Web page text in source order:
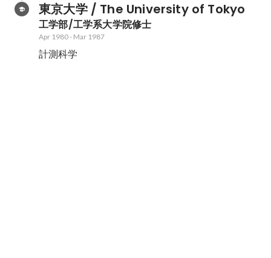
東京大学 / The University of Tokyo
工学部/工学系大学院修士
Apr 1980- Mar 1987
計測科学